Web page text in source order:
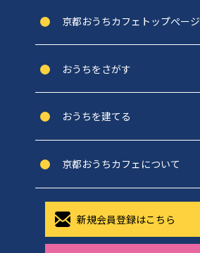
京都おうちカフェトップぺージ
おうちをさがす
おうちを建てる
京都おうちカフェについて
新規会員登録はこちら